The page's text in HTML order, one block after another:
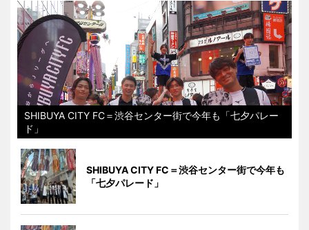
SHIBUYA CITY FC＝渋谷センター街で今年も「七夕パレー
ド」
SHIBUYA CITY FC＝渋谷センター街で今年も
「七夕パレード」